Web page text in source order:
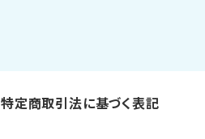
特定商取引法に基づく表記